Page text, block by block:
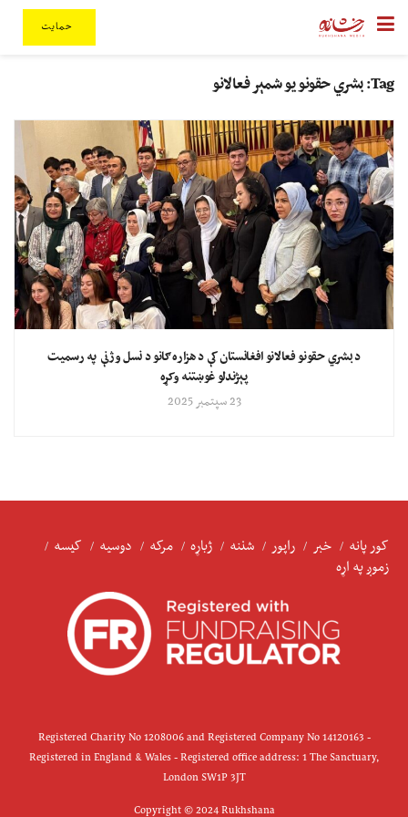
حمایت
Tag: بشري حقونو یو شمېر فعالانو
د بشري حقونو فعالانو افغانستان کې د هزاره ګانو د نسل وژنې په رسمیت
پېژندلو غوښتنه وکړه
23 سپتمبر 2025
کور پانه خبر راپور شننه ژباړه مرکه دوسیه
کیسه
زموږ په اړه
Registered Charity No 1208006 and Registered Company No 14120163 -
Registered in England & Wales - Registered office address: 1 The Sanctuary,
London SW1P 3JT
Copyright © 2024 Rukhshana